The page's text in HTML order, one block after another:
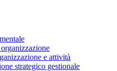
e attività
strategico gestionale